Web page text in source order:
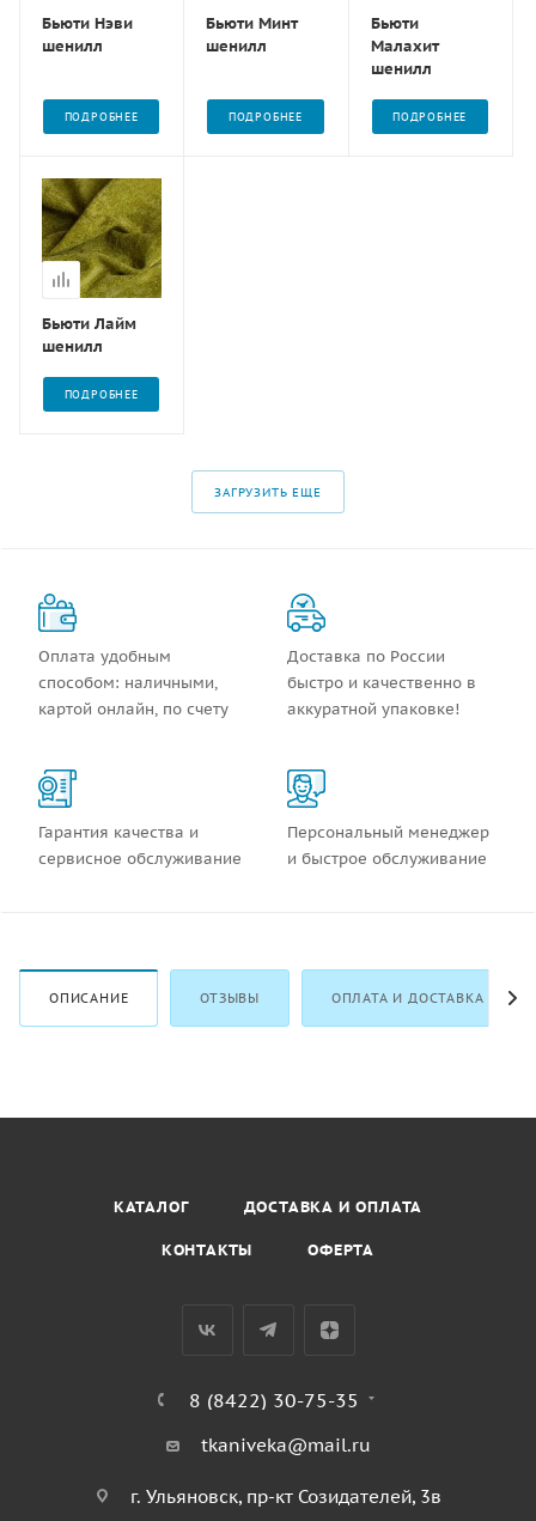
Бьюти Нэви
шенилл
ПОДРОБНЕЕ
Бьюти Минт
шенилл
ПОДРОБНЕЕ
Бьюти
Малахит
шенилл
ПОДРОБНЕЕ
Бьюти Лайм
шенилл
ПОДРОБНЕЕ
ЗАГРУЗИТЬ ЕЩЕ
Оплата удобным
способом: наличными,
картой онлайн, по счету
Доставка по России
быстро и качественно в
аккуратной упаковке!
Гарантия качества и
сервисное обслуживание
Персональный менеджер
и быстрое обслуживание
ОПИСАНИЕ ОТЗЫВЫ ОПЛАТА И ДОСТАВКА
КАТАЛОГ ДОСТАВКА И ОПЛАТА
КОНТАКТЫ ОФЕРТА
8 (8422) 30-75-35
tkaniveka@mail.ru
г. Ульяновск, пр-кт Созидателей, 3в